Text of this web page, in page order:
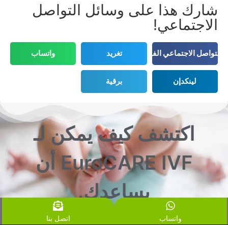
شارك هذا على وسائل التواصل
الاجتماعي!
التواصل الاجتماعي الفيسبوك تغريد واتساب
لينكدإن برقية
اكتشف كيف يمكن لـ
EuroCARE IVF أن
يساعدك.
واتساب اتصل بنا